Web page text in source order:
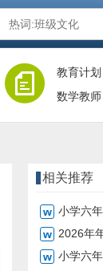
教育计划
数学教师
相关推荐
小学六
2026年
小学六